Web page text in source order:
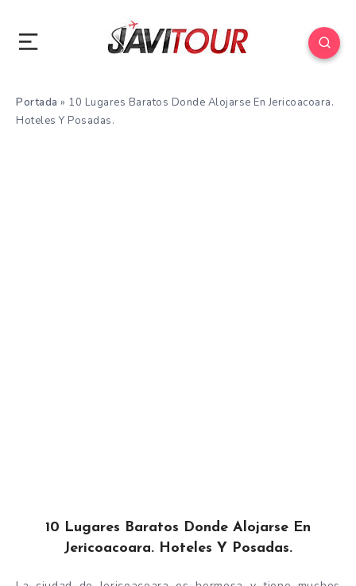
Portada » 10 Lugares Baratos Donde Alojarse En Jericoacoara.
Hoteles Y Posadas.
10 Lugares Baratos Donde Alojarse En
Jericoacoara. Hoteles Y Posadas.